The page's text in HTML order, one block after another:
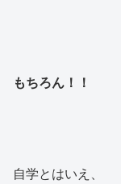
もちろん！！
自学とはいえ、